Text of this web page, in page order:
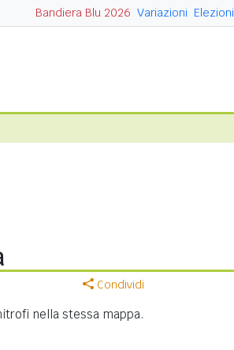
Bandiera Blu 2026 Variazioni Elezioni
Condividi
nella stessa mappa.